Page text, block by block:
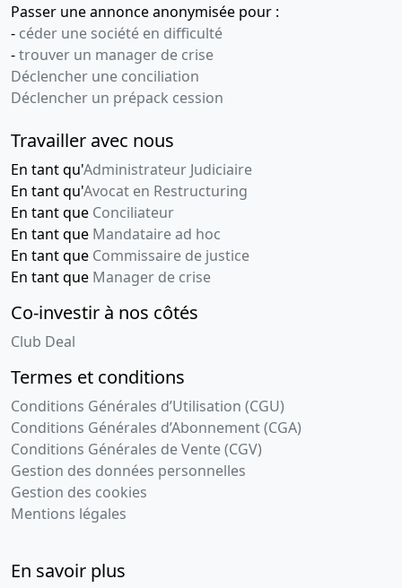
Passer une annonce anonymisée pour :
- céder une société en difficulté
-trouver un manager de crise
Déclencher une conciliation
Déclencher un prépack cession
Travailler avec nous
En tant qu'Administrateur Judiciaire
En tant qu'Avocat en Restructuring
En tant que Conciliateur
En tant que Mandataire ad hoc
En tant que Commissaire de justice
En tant que Manager de crise
Co-investir à nos côtés
Club Deal
Termes et conditions
Conditions Générales d’Utilisation (CGU)
Conditions Générales d’Abonnement (CGA)
Conditions Générales de Vente (CGV)
Gestion des données personnelles
Gestion des cookies
Mentions légales
En savoir plus